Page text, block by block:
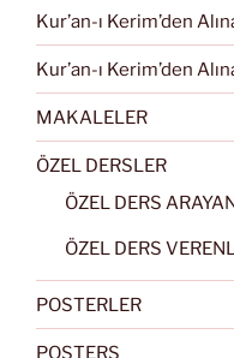
Kur’an-ı Kerim’den
Kur’an-ı Kerim’den
MAKALELER
ÖZEL DERSLER
ÖZEL DERS
ÖZEL DERS
POSTERLER
POSTERS